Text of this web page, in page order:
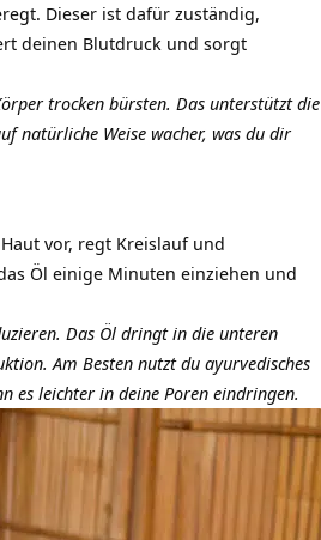
Dieser ist dafür zuständig,
deinen Blutdruck und sorgt
trocken bürsten. Das unterstützt die
natürliche Weise wacher, was du dir
vor, regt Kreislauf und
Öl einige Minuten einziehen und
Das Öl dringt in die unteren
Am Besten nutzt du ayurvedisches
es leichter in deine Poren eindringen.